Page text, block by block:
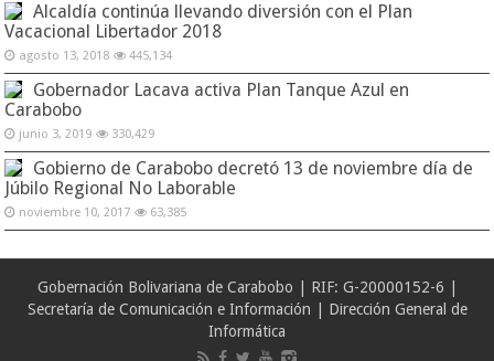
Alcaldía continúa llevando diversión con el Plan
Vacacional Libertador 2018
agosto 13, 2018 445,134
Gobernador Lacava activa Plan Tanque Azul en
Carabobo
junio 3, 2019 330,429
Gobierno de Carabobo decretó 13 de noviembre día de
Júbilo Regional No Laborable
noviembre 10, 2017 63,385
Gobernación Bolivariana de Carabobo | RIF: G-20000152-6 |
Secretaría de Comunicación e Información | Dirección General de
Informática